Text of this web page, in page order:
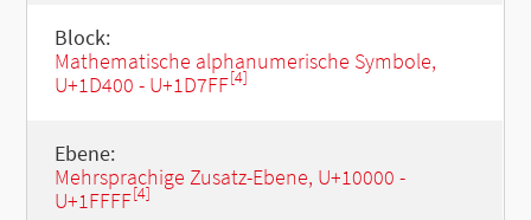
Block:
Mathematische alphanumerische Symbole,
U+1D400 - U+1D7FF[4]
Ebene:
Mehrsprachige Zusatz-Ebene, U+10000 -
U+1FFFF[4]